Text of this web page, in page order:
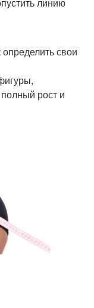
линию
свои
рост и